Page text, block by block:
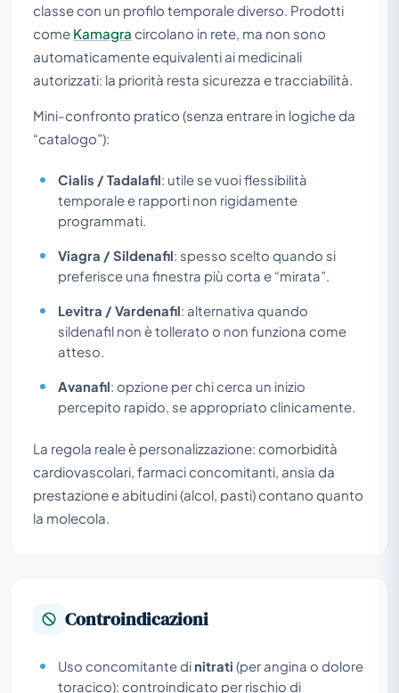
classe con un profilo temporale diverso. Prodotti
come Kamagra circolano in rete, ma non sono
automaticamente equivalenti ai medicinali
autorizzati: la priorità resta sicurezza e tracciabilità.
Mini-confronto pratico (senza entrare in logiche da
“catalogo”):
Cialis / Tadalafil: utile se vuoi flessibilità
temporale e rapporti non rigidamente
programmati.
Viagra / Sildenafil: spesso scelto quando si
preferisce una finestra più corta e “mirata”.
Levitra / Vardenafil: alternativa quando
sildenafil non è tollerato o non funziona come
atteso.
Avanafil: opzione per chi cerca un inizio
percepito rapido, se appropriato clinicamente.
La regola reale è personalizzazione: comorbidità
cardiovascolari, farmaci concomitanti, ansia da
prestazione e abitudini (alcol, pasti) contano quanto
la molecola.
Controindicazioni
Uso concomitante di nitrati (per angina o dolore
toracico): controindicato per rischio di